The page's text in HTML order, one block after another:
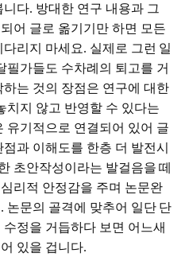
다. 방대한 연구 내용과 그
어 글로 옮기기만 하면 모든
리지 마세요. 실제로 그런 일
필가들도 수차례의 퇴고를 거
는 것의 장점은 연구에 대한
치지 않고 반영할 수 있다는
유기적으로 연결되어 있어 글
과 이해도를 한층 더 발전시
초안작성이라는 발걸음을 떼
리적 안정감을 주며 논문완
논문의 골격에 맞추어 일단 단
정을 거듭하다 보면 어느새
있을 겁니다.